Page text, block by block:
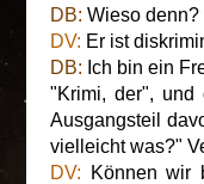
DB: Wieso denn?
DV: Er ist
DB: Ich bin ein
"Krimi, der", und
Ausgangsteil
vielleicht was?"
DV: Können wir